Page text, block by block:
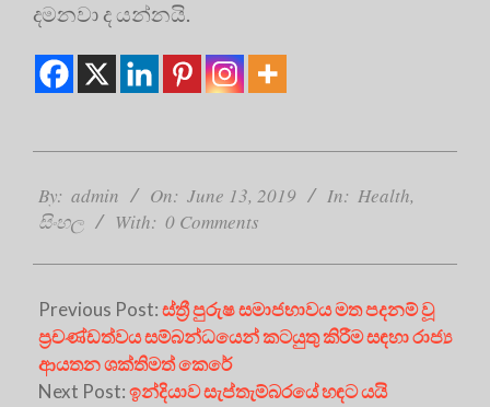
දමනවා ද යන්නයි.
06-
13
By: admin On: June 13, 2019 In: Health,
සිංහල
With: 0 Comments
Previous Post:ස්ත්‍රී පුරුෂ සමාජභාවය මත පදනම් වූ
ප්‍ර‍චණ්ඩත්වය සම්බන්ධයෙන් කටයුතු කිරීම සඳහා රාජ්‍ය
ආයතන ශක්තිමත් කෙරේ
Next Post:ඉන්දියාව සැප්තැම්බරයේ හඳට යයි